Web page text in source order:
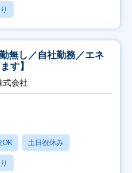
無し／自社勤務／エネ
す】
式会社
OK 土日祝休み